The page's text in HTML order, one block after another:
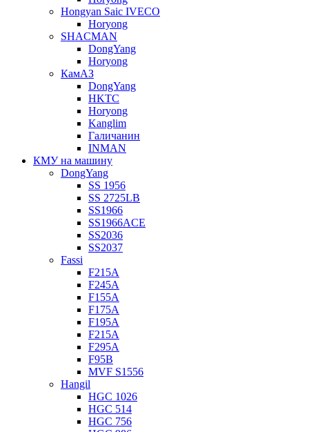
Hongyan Saic IVECO
Horyong
SHACMAN
DongYang
Horyong
КамАЗ
DongYang
HKTC
Horyong
Kanglim
Галичанин
INMAN
КМУ на машину
DongYang
SS 1956
SS 2725LB
SS1966
SS1966ACE
SS2036
SS2037
Fassi
F215A
F245A
F155A
F175A
F195A
F215A
F295A
F95B
MVF S1556
Hangil
HGC 1026
HGC 514
HGC 756